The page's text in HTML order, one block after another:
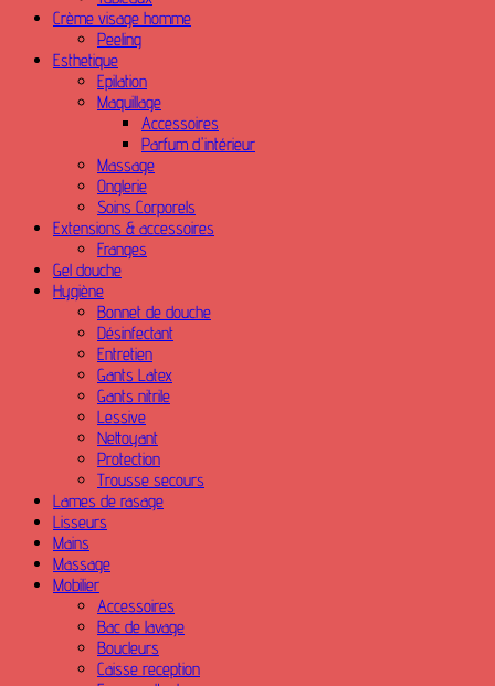
Crème visage homme
Peeling
Esthetique
Epilation
Maquillage
Accessoires
Parfum d'intérieur
Massage
Onglerie
Soins Corporels
Extensions & accessoires
Franges
Gel douche
Hygiène
Bonnet de douche
Désinfectant
Entretien
Gants Latex
Gants nitrile
Lessive
Nettoyant
Protection
Trousse secours
Lames de rasage
Lisseurs
Mains
Massage
Mobilier
Accessoires
Bac de lavage
Boucleurs
Caisse reception